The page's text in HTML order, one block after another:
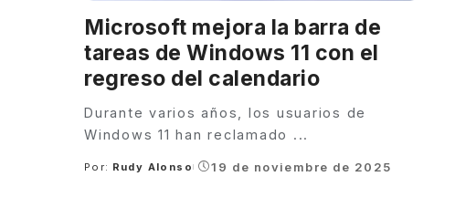
Microsoft mejora la barra de
tareas de Windows 11 con el
regreso del calendario
Durante varios años, los usuarios de
Windows 11 han reclamado ...
Posted
Por: Rudy Alonso 19 de noviembre de 2025